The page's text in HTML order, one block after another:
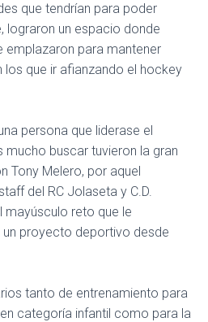
que tendrían para poder
lograron un espacio donde
emplazaron para mantener
que ir afianzando el hockey
persona que liderase el
buscar tuvieron la gran
Tony Melero, por aquel
del RC Jolaseta y C.D.
mayúsculo reto que le
proyecto deportivo desde
tanto de entrenamiento para
categoría infantil como para la